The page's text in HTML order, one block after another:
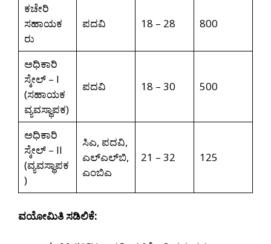
ಕಚೇರಿ
ಸಹಾಯಕ
ರು
ಪದವಿ 18 – 28 800
ಅಧಿಕಾರಿ
ಸ್ಕೇಲ್ – I
(ಸಹಾಯಕ
ವ್ಯವಸ್ಥಾಪಕ)
ಪದವಿ 18 – 30 500
ಅಧಿಕಾರಿ
ಸ್ಕೇಲ್ – II
(ವ್ಯವಸ್ಥಾಪಕ
)
ಸಿಎ, ಪದವಿ,
ಎಲ್‌ಎಲ್‌ಬಿ,
ಎಂಬಿಎ
21 – 32 125
ವಯೋಮಿತಿ ಸಡಿಲಿಕೆ: